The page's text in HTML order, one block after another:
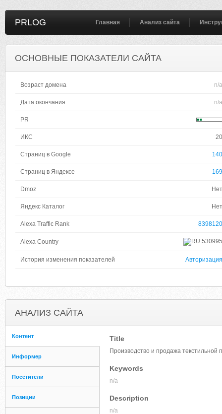
PRLOG Главная Анализ сайта
ОСНОВНЫЕ ПОКАЗАТЕЛИ САЙТА
Возраст домена n/a
Дата окончания n/a
PR
ИКС 20
Страниц в Google 140
Страниц в Яндексе 169
Dmoz Нет
Яндекс Каталог Нет
Alexa Traffic Rank 8398120
Alexa Country 530995
История изменения показателей Авторизация
АНАЛИЗ САЙТА
Контент
Информер
Посетители
Позиции
Title
Производство и продажа текстильной
Keywords
n/a
Description
n/a